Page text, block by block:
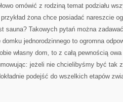
omówić z rodziną temat podziału
żona chce posiadać nareszcie
sauna? Takowych pytań można
jednorodzinnego to ogromna
własny dom, to z całą pewnością
jeżeli nie chcielibyśmy być tak
podejść do wszelkich etapów